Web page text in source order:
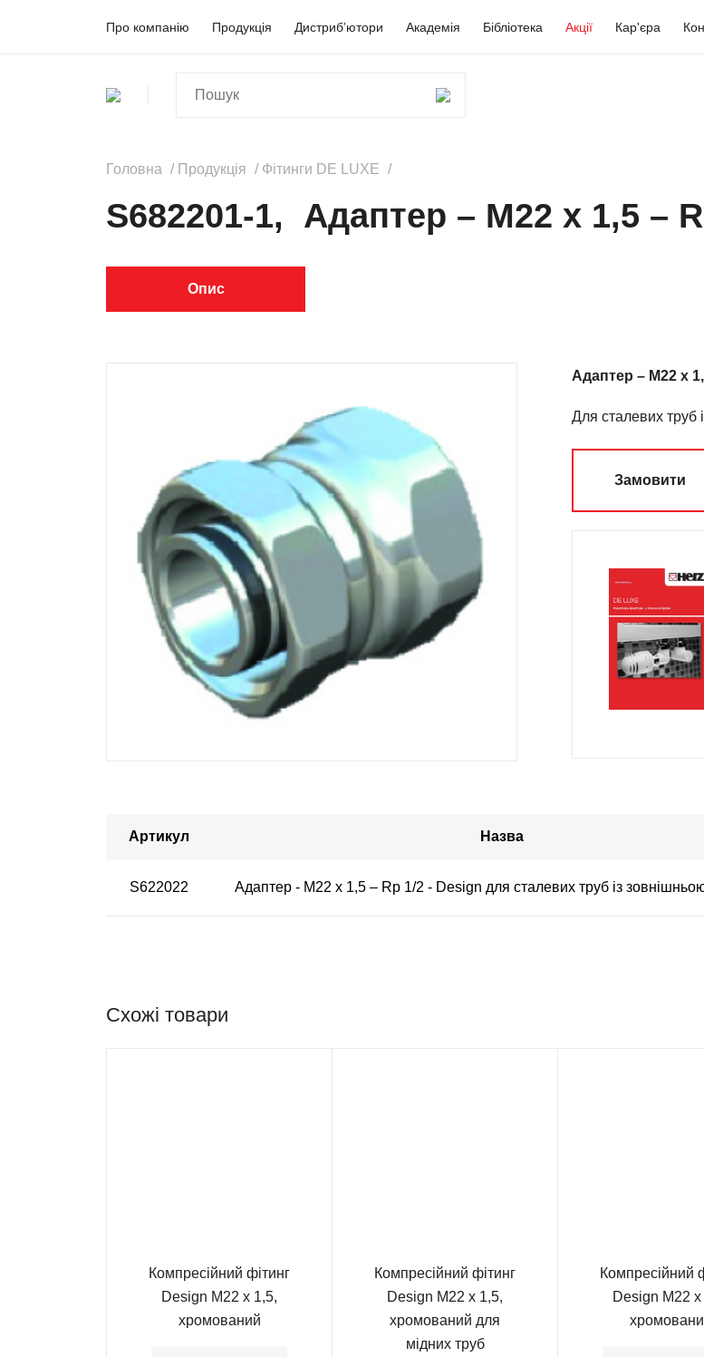
Про компанію Продукція Дистриб’ютори Академія Бібліотека Акції Кар'єра
Головна Продукція Фітинги DE LUXE
S682201-1, Адаптер – М22 х 1,5 –
Опис
Адаптер – М22 х
Для сталевих труб
Замовити
Артикул Назва
S622022 Адаптер - М22 х 1,5 – Rp 1/2 - Design для сталевих труб із
Схожі товари
Компресійний фітинг
Design М22 х 1,5,
хромований
Компресійний фітинг
Design М22 х 1,5,
хромований для
мідних труб
Компресійний
Dеsign М22 х